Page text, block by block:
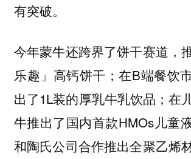
有突破。
今年蒙牛还跨界了饼干赛道，
乐趣」高钙饼干；在B端餐饮
出了1L装的厚乳牛乳饮品；在
牛推出了国内首款HMOs儿童
和陶氏公司合作推出全聚乙烯